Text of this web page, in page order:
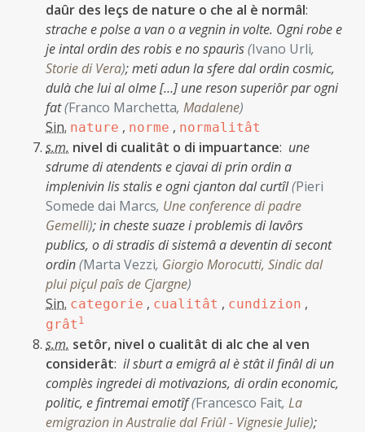
daûr des leçs de nature o che al è normâl:
strache e polse a van o a vegnin in volte. Ogni robe e
je intal ordin des robis e no spaurìs(Ivano Urli,
Storie di Vera);meti adun la sfere dal ordin cosmic,
dulà che lui al olme […] une reson superiôr par ogni
fat(Franco Marchetta, Madalene)
Sin. nature , norme , normalitât
s.m. nivel di cualitât o di impuartance: une
sdrume di atendents e cjavai di prin ordin a
implenivin lis stalis e ogni cjanton dal curtîl(Pieri
Somede dai Marcs, Une conference di padre
Gemelli);in cheste suaze i problemis di lavôrs
publics, o di stradis di sistemâ a deventin di secont
ordin(Marta Vezzi, Giorgio Morocutti, Sindic dal
plui piçul paîs de Cjargne)
Sin. categorie , cualitât , cundizion ,
grât 1
s.m. setôr, nivel o cualitât di alc che al ven
considerât: il sburt a emigrâ al è stât il finâl di un
complès ingredei di motivazions, di ordin economic,
politic, e fintremai emotîf(Francesco Fait, La
emigrazion in Australie dal Friûl - Vignesie Julie);